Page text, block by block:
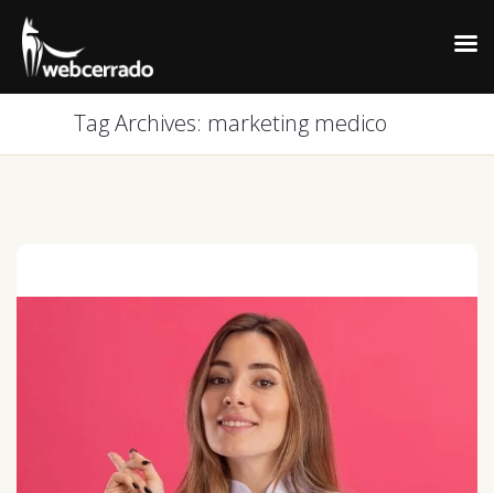
Tag Archives: marketing medico